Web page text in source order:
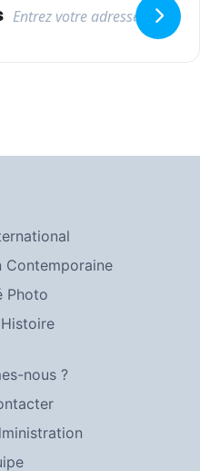
Contemporaine
Photo
nous ?